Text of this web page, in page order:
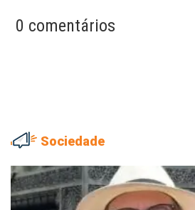
0 comentários
Sociedade